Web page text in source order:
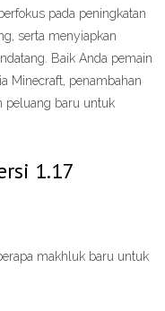
pada peningkatan
serta menyiapkan
Baik Anda pemain
Minecraft, penambahan
peluang baru untuk
1.17
makhluk baru untuk